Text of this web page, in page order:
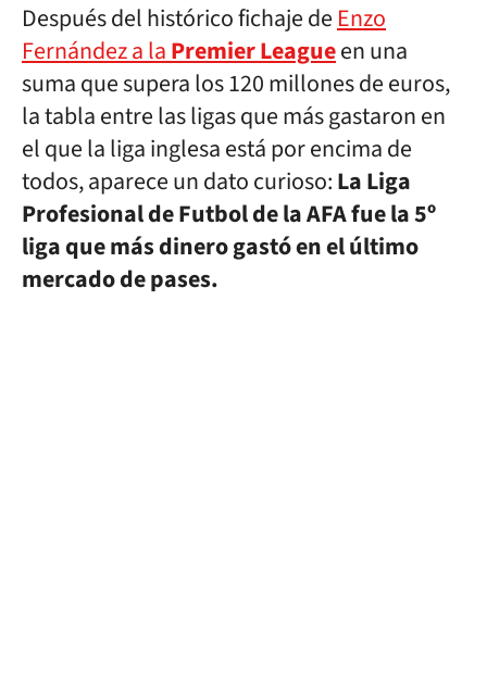
Después del histórico fichaje de Enzo
Fernández a laPremier Leagueen una
suma que supera los 120 millones de euros,
la tabla entre las ligas que más gastaron en
el que la liga inglesa está por encima de
todos, aparece un dato curioso:La Liga
Profesional de Futbol de la AFA fue la 5º
liga que más dinero gastó en el último
mercado de pases.